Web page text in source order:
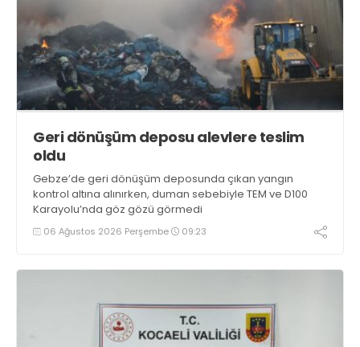
Geri dönüşüm deposu alevlere teslim
oldu
Gebze’de geri dönüşüm deposunda çıkan yangın
kontrol altına alınırken, duman sebebiyle TEM ve D100
Karayolu’nda göz gözü görmedi
06 Ağustos 2026 Perşembe 09:23